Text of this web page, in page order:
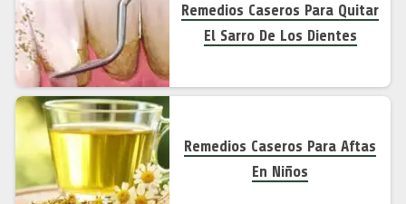
Remedios Caseros Para Quitar
El Sarro De Los Dientes
Remedios Caseros Para Aftas
En Niños